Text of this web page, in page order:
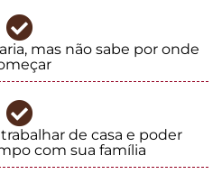
mas não sabe por onde
de casa e poder
com sua família